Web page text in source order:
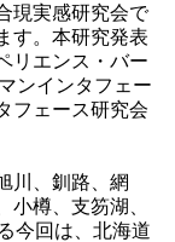
現実感研究会で
す。本研究発表
リエンス・バー
ンインタフェー
フェース研究会
川、釧路、網
樽、支笏湖、
今回は、北海道